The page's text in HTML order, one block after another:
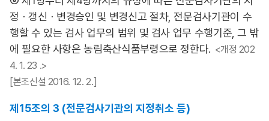
정ㆍ갱신ㆍ변경승인 및 변경신고 절차, 전문검사기관이 수
행할 수 있는 검사 업무의 범위 및 검사 업무 수행기준, 그 밖
에 필요한 사항은 농림축산식품부령으로 정한다. <개정 202
4. 1. 23 .>
[본조신설 2016. 12. 2.]
제15조의 3 (전문검사기관의 지정취소 등)